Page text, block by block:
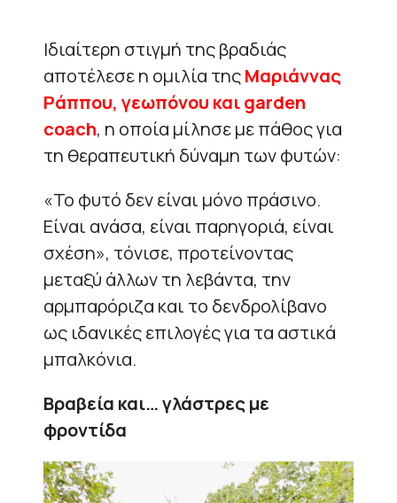
Ιδιαίτερη στιγμή της βραδιάς
αποτέλεσε η ομιλία τηςΜαριάννας
Ράππου, γεωπόνου και garden
coach, η οποία μίλησε με πάθος για
τη θεραπευτική δύναμη των φυτών:
«Το φυτό δεν είναι μόνο πράσινο.
Είναι ανάσα, είναι παρηγοριά, είναι
σχέση», τόνισε, προτείνοντας
μεταξύ άλλων τη λεβάντα, την
αρμπαρόριζα και το δενδρολίβανο
ως ιδανικές επιλογές για τα αστικά
μπαλκόνια.
Βραβεία και… γλάστρες με
φροντίδα